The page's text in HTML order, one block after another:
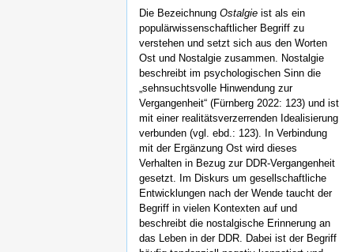
Die Bezeichnung Ostalgie ist als ein
populärwissenschaftlicher Begriff zu
verstehen und setzt sich aus den Worten
Ost und Nostalgie zusammen. Nostalgie
beschreibt im psychologischen Sinn die
„sehnsuchtsvolle Hinwendung zur
Vergangenheit“ (Fürnberg 2022: 123) und ist
mit einer realitätsverzerrenden Idealisierung
verbunden (vgl. ebd.: 123). In Verbindung
mit der Ergänzung Ost wird dieses
Verhalten in Bezug zur DDR-Vergangenheit
gesetzt. Im Diskurs um gesellschaftliche
Entwicklungen nach der Wende taucht der
Begriff in vielen Kontexten auf und
beschreibt die nostalgische Erinnerung an
das Leben in der DDR. Dabei ist der Begriff